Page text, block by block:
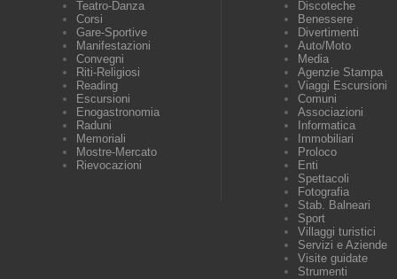
Teatro-Danza
Corsi
Gare-Sportive
Manifestazioni
Convegni
Riti-Religiosi
Reading
Escursioni
Enogastronomia
Raduni
Memoriali
Mostre-Mercato
Rievocazioni
Discoteche
Benessere
Divertimenti
Auto/Moto
Media
Agenzie Stampa
Viaggi Escursioni
Comuni
Associazioni
Informatica
Immobiliari
Proloco
Enti
Spettacoli
Fotografia
Stab. Balneari
Sport
Villaggi turistici
Servizi e Aziende
Visite guidate
Strumenti